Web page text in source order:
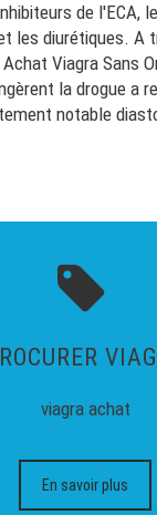
de l'ECA,
les diurétiques. A
Achat Viagra Sans
la drogue a
notable
viagra achat
En savoir plus